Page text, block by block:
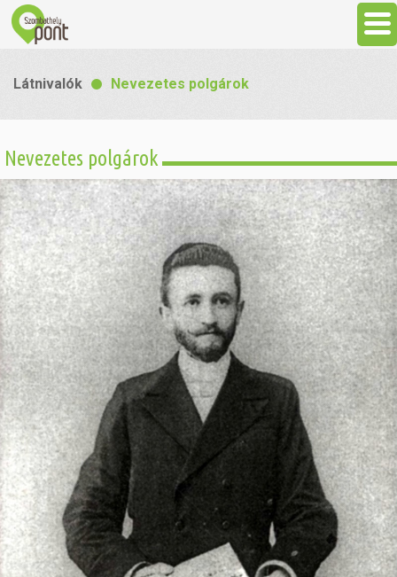
Látnivalók
Gasztronómia
Szállás
Sport
Szabadidő
Hasznos
Látnivalók Nevezetes polgárok
Nevezetes polgárok